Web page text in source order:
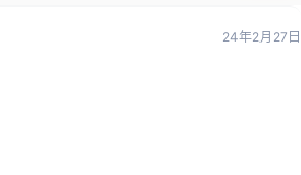
24年2月27日